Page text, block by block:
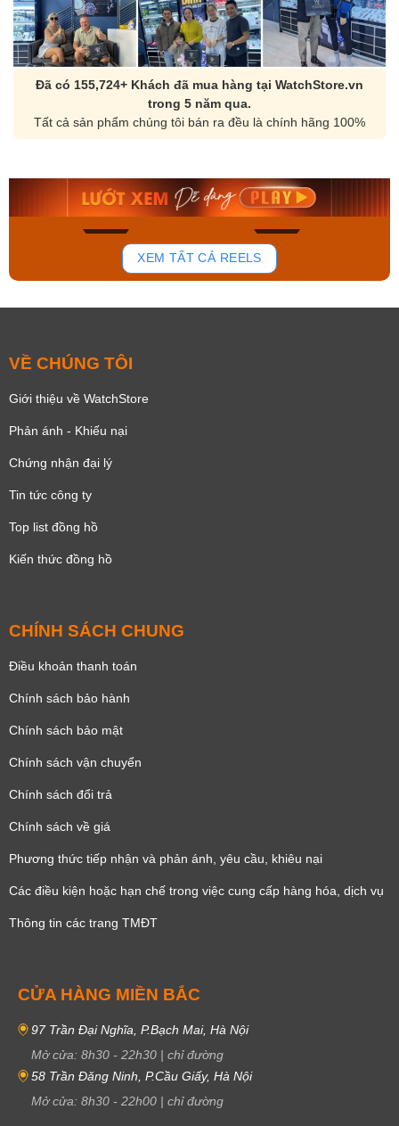
Đã có 155,724+ Khách đã mua hàng tại WatchStore.vn
trong 5 năm qua.
Tất cả sản phẩm chúng tôi bán ra đều là chính hãng 100%
178
Orient Nam RA-
Mua ngay
Casio Nam MTS-
Mua ngay
XEM TẤT CẢ REELS
VỀ CHÚNG TÔI
Giới thiệu về WatchStore
Phản ánh - Khiếu nại
Chứng nhận đại lý
Tin tức công ty
Top list đồng hồ
Kiến thức đồng hồ
CHÍNH SÁCH CHUNG
Điều khoản thanh toán
Chính sách bảo hành
Chính sách bảo mật
Chính sách vận chuyển
Chính sách đổi trả
Chính sách về giá
Phương thức tiếp nhận và phản ánh, yêu cầu, khiêu nại
Các điều kiện hoặc hạn chế trong việc cung cấp hàng hóa, dịch vụ
Thông tin các trang TMĐT
CỬA HÀNG MIỀN BẮC
97 Trần Đại Nghĩa, P.Bạch Mai, Hà Nội
Mở cửa: 8h30 - 22h30 | chỉ đường
58 Trần Đăng Ninh, P.Cầu Giấy, Hà Nội
Mở cửa: 8h30 - 22h00 | chỉ đường